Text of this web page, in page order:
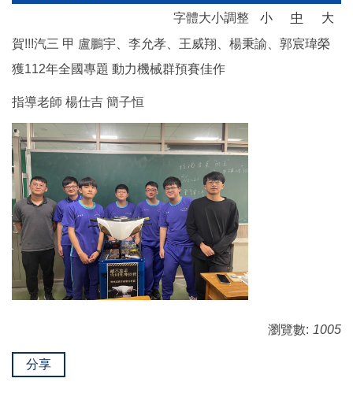
字體大小調整 小 中
大
賀!!!汽三 甲 盧鵬宇、李允孝、王威翔、楊秉諭、郭宸瑋榮
獲112年全國專題 動力機械群預賽佳作
指導老師 楊仕吉 簡子恒
瀏覽數: 1005
分享